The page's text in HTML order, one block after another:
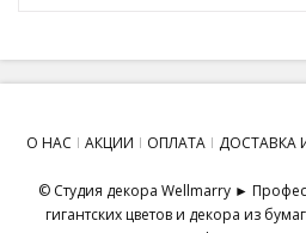
О НАС АКЦИИ ОПЛАТА ДОСТАВКА
© Студия декора Wellmarry ►
гигантских цветов и декора из